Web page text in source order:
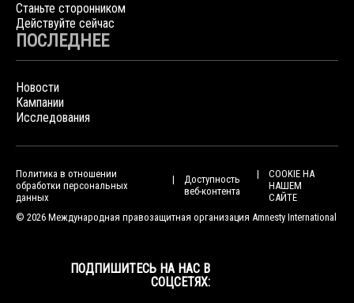
Станьте сторонником
Действуйте сейчас
ПОСЛЕДНЕЕ
Новости
Кампании
Исследования
Политика в отношении
обработки персональных
данных
Доступность
веб-контента
COOKIE НА
НАШЕМ
САЙТЕ
© 2026 Международная правозащитная организация Amnesty International
ПОДПИШИТЕСЬ НА НАС В
СОЦСЕТЯХ: